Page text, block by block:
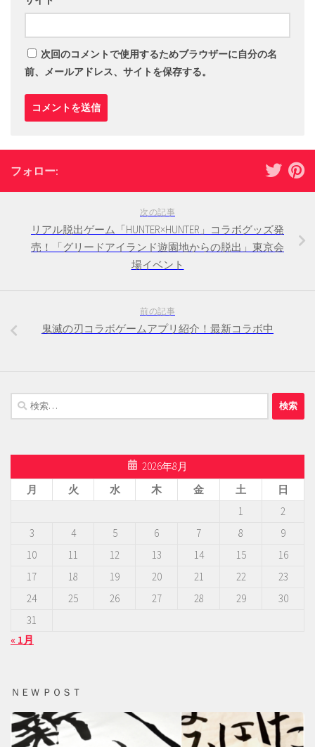
次回のコメントで使用するためブラウザーに自分の名
前、メールアドレス、サイトを保存する。
フォロー:
次の記事
リアル脱出ゲーム「HUNTER×HUNTER」コラボグッズ発
売！「グリードアイランド遊園地からの脱出」東京会
場イベント
前の記事
鬼滅の刃コラボゲームアプリ紹介！最新コラボ中
検
索:
2026年8月
月
火 水 木 金 土
日
1
2
3
4 5 6 7 8
9
10
11 12 13 14 15
16
17
18 19 20 21 22
23
24
25 26 27 28 29
30
31
« 1月
ＮＥＷ ＰＯＳＴ